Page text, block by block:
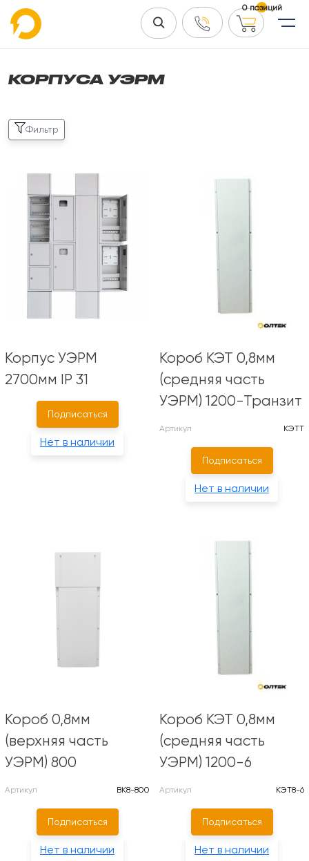
0 позиций
КОРПУСА УЭРМ
Фильтр
Корпус УЭРМ
2700мм IP 31
Подписаться
Нет в наличии
Короб КЭТ 0,8мм
(средняя часть
УЭРМ) 1200-Транзит
Артикул КЭТТ
Подписаться
Нет в наличии
Короб 0,8мм
(верхняя часть
УЭРМ) 800
Артикул ВК8-800
Подписаться
Нет в наличии
Короб КЭТ 0,8мм
(средняя часть
УЭРМ) 1200-6
Артикул КЭТ8-6
Подписаться
Нет в наличии